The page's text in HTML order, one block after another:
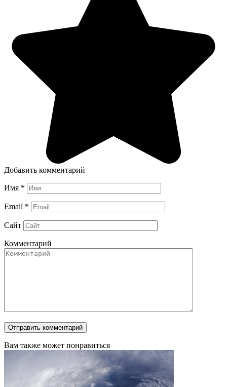
Добавить комментарий
Имя *
Email *
Сайт
Комментарий
Вам также может понравиться